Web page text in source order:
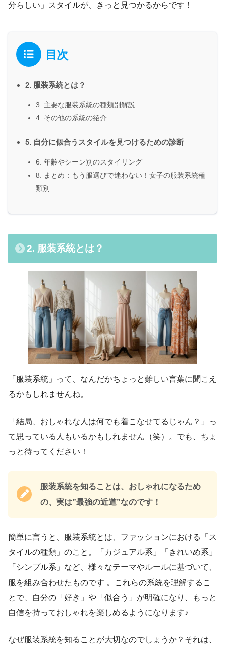
分らしい」スタイルが、きっと見つかるからです！
目次
2. 服装系統とは？
3. 主要な服装系統の種類別解説
4. その他の系統の紹介
5. 自分に似合うスタイルを見つけるための診断
6. 年齢やシーン別のスタイリング
8. まとめ：もう服選びで迷わない！女子の服装系統種
類別
2. 服装系統とは？
「服装系統」って、なんだかちょっと難しい言葉に聞こえ
るかもしれませんね。
「結局、おしゃれな人は何でも着こなせてるじゃん？」っ
て思っている人もいるかもしれません（笑）。でも、ちょ
っと待ってください！
服装系統を知ることは、おしゃれになるため
の、実は”最強の近道”なのです！
簡単に言うと、服装系統とは、ファッションにおける「ス
タイルの種類」のこと。「カジュアル系」「きれいめ系」
「シンプル系」など、様々なテーマやルールに基づいて、
服を組み合わせたものです 。これらの系統を理解するこ
とで、自分の「好き」や「似合う」が明確になり、もっと
自信を持っておしゃれを楽しめるようになります♪
なぜ服装系統を知ることが大切なのでしょうか？それは、